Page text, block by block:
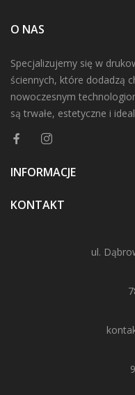
O NAS
Specjalizujemy się w
ściennych, które dodadzą
nowoczesnym
są trwałe, estetyczne i
INFORMACJE
KONTAKT
ul.